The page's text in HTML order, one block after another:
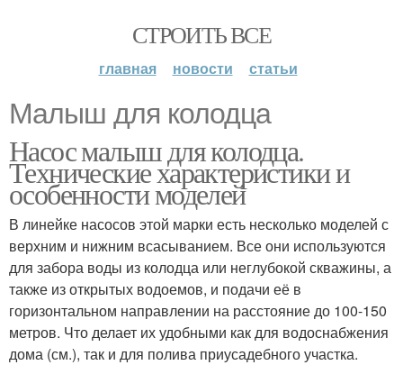
СТРОИТЬ ВСЕ
главная новости статьи
Малыш для колодца
Насос малыш для колодца.
Технические характеристики и
особенности моделей
В линейке насосов этой марки есть несколько моделей с
верхним и нижним всасыванием. Все они используются
для забора воды из колодца или неглубокой скважины, а
также из открытых водоемов, и подачи её в
горизонтальном направлении на расстояние до 100-150
метров. Что делает их удобными как для водоснабжения
дома (см.), так и для полива приусадебного участка.